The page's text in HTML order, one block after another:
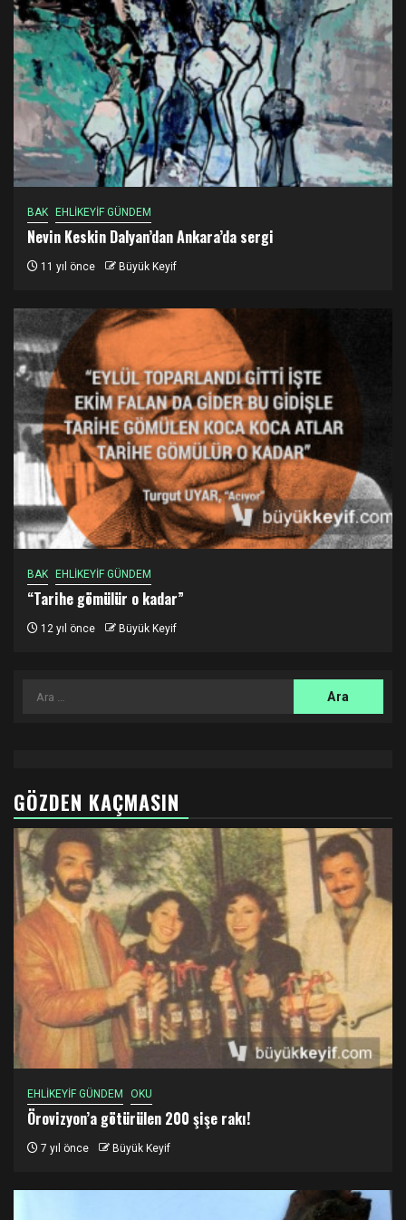
BAK EHLİKEYİF GÜNDEM
Nevin Keskin Dalyan’dan Ankara’da sergi
11 yıl önce Büyük Keyif
BAK EHLİKEYİF GÜNDEM
“Tarihe gömülür o kadar”
12 yıl önce Büyük Keyif
Arama:
GÖZDEN KAÇMASIN
EHLİKEYİF GÜNDEM OKU
Örovizyon’a götürülen 200 şişe rakı!
7 yıl önce Büyük Keyif